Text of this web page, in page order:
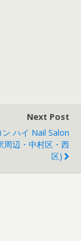
Next Post
ン ハイ Nail Salon
周辺・中村区・西
区)